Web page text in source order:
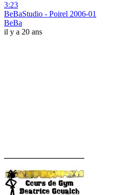
3:23
BeBaStudio - Poirel 2006-01
BeBa
il y a 20 ans